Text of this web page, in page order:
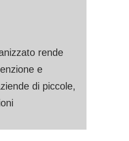
rende
e
di piccole,